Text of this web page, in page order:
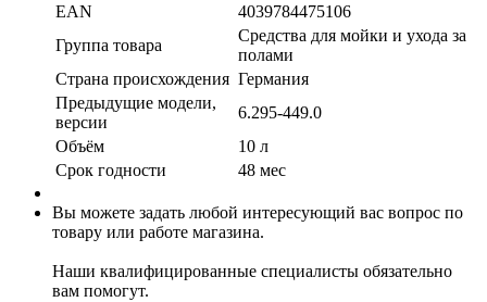
EAN
4039784475106
Группа товара
Средства для мойки и ухода за
полами
Страна происхождения Германия
Предыдущие модели,
версии
6.295-449.0
Объём
10 л
Срок годности
48 мес
Вы можете задать любой интересующий вас вопрос по
товару или работе магазина.
Наши квалифицированные специалисты обязательно
вам помогут.